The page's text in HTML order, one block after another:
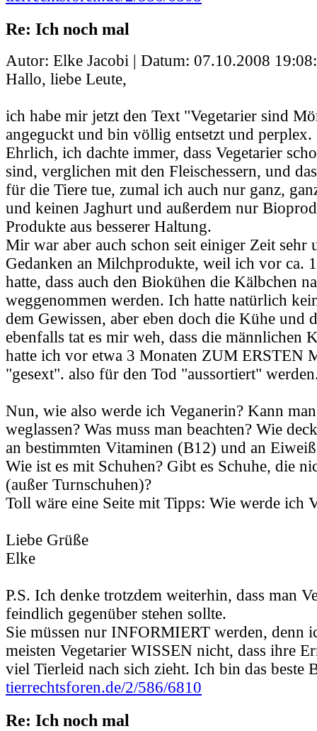
Re: Ich noch mal
Autor: Elke Jacobi | Datum: 07.10.2008
Hallo, liebe Leute,
ich habe mir jetzt den Text "Vegetarier sind
angeguckt und bin völlig entsetzt und perplex.
Ehrlich, ich dachte immer, dass Vegetarier
sind, verglichen mit den Fleischessern, und
für die Tiere tue, zumal ich auch nur ganz,
und keinen Jaghurt und außerdem nur
Produkte aus besserer Haltung.
Mir war aber auch schon seit einiger Zeit sehr
Gedanken an Milchprodukte, weil ich vor ca.
hatte, dass auch den Biokühen die Kälbchen
weggenommen werden. Ich hatte natürlich
dem Gewissen, aber eben doch die Kühe und
ebenfalls tat es mir weh, dass die männlichen
hatte ich vor etwa 3 Monaten ZUM ERSTEN
"gesext". also für den Tod "aussortiert"
Nun, wie also werde ich Veganerin? Kann
weglassen? Was muss man beachten? Wie
an bestimmten Vitaminen (B12) und an
Wie ist es mit Schuhen? Gibt es Schuhe, die
(außer Turnschuhen)?
Toll wäre eine Seite mit Tipps: Wie werde ich
Liebe Grüße
Elke
P.S. Ich denke trotzdem weiterhin, dass man
feindlich gegenüber stehen sollte.
Sie müssen nur INFORMIERT werden, denn
meisten Vegetarier WISSEN nicht, dass ihre
viel Tierleid nach sich zieht. Ich bin das beste
tierrechtsforen.de/2/586/6810
Re: Ich noch mal